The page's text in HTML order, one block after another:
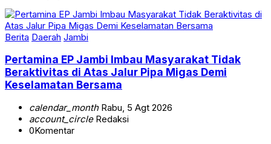
Berita Daerah Jambi
Pertamina EP Jambi Imbau Masyarakat Tidak
Beraktivitas di Atas Jalur Pipa Migas Demi
Keselamatan Bersama
calendar_monthRabu, 5 Agt 2026
account_circleRedaksi
0Komentar